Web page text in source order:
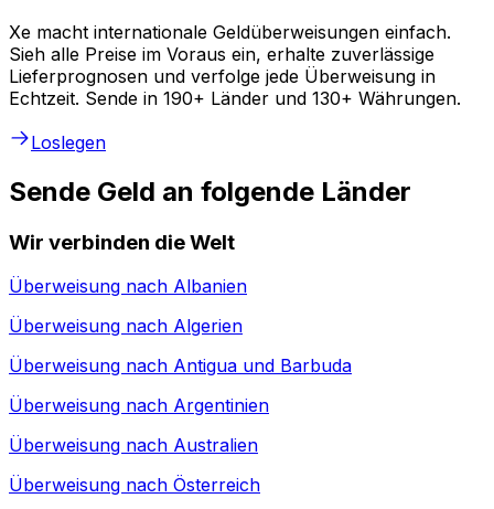
Xe macht internationale Geldüberweisungen einfach.
Sieh alle Preise im Voraus ein, erhalte zuverlässige
Lieferprognosen und verfolge jede Überweisung in
Echtzeit. Sende in 190+ Länder und 130+ Währungen.
Loslegen
Sende Geld an folgende Länder
Wir verbinden die Welt
Überweisung nach Albanien
Überweisung nach Algerien
Überweisung nach Antigua und Barbuda
Überweisung nach Argentinien
Überweisung nach Australien
Überweisung nach Österreich